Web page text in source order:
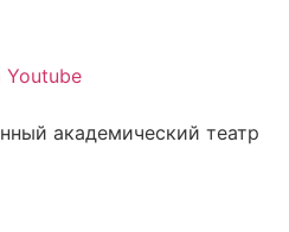
Youtube
академический театр